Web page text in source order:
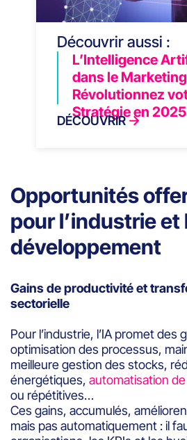
Découvrir aussi :
L’Intelligence
dans le
Révolutionnez
Stratégie en 2025
DÉCOUVRIR
Opportunités
pour l’industrie et
développement
Gains de productivité et
sectorielle
Pour l’industrie, l’IA promet des
optimisation des processus,
meilleure gestion des stocks,
énergétiques, automatisation
ou répétitives…
Ces gains, accumulés,
mais pas automatiquement : il